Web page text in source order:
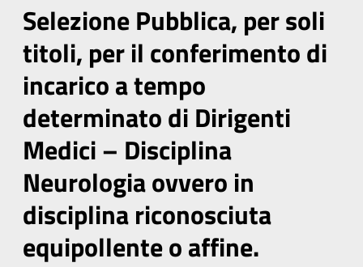
Selezione Pubblica, per soli
titoli, per il conferimento di
incarico a tempo
determinato di Dirigenti
Medici – Disciplina
Neurologia ovvero in
disciplina riconosciuta
equipollente o affine.